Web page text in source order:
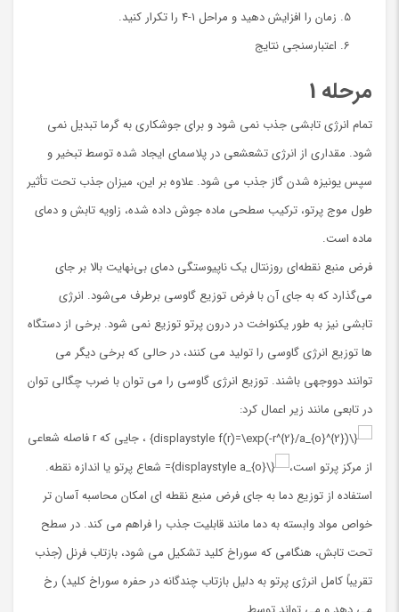
زمان را افزایش دهید و مراحل 1-4 را تکرار کنید.
اعتبارسنجی نتایج
مرحله 1
تمام انرژی تابشی جذب نمی شود و برای جوشکاری به گرما تبدیل نمی
شود. مقداری از انرژی تشعشعی در پلاسمای ایجاد شده توسط تبخیر و
سپس یونیزه شدن گاز جذب می شود. علاوه بر این، میزان جذب تحت تأثیر
طول موج پرتو، ترکیب سطحی ماده جوش داده شده، زاویه تابش و دمای
ماده است.
فرض منبع نقطه‌ای روزنتال یک ناپیوستگی دمای بی‌نهایت بالا بر جای
می‌گذارد که به جای آن با فرض توزیع گاوسی برطرف می‌شود. انرژی
تابشی نیز به طور یکنواخت در درون پرتو توزیع نمی شود. برخی از دستگاه
ها توزیع انرژی گاوسی را تولید می کنند، در حالی که برخی دیگر می
توانند دووجهی باشند. توزیع انرژی گاوسی را می توان با ضرب چگالی توان
در تابعی مانند زیر اعمال کرد:
، جایی که r فاصله شعاعی
از مرکز پرتو است،
= شعاع پرتو یا اندازه نقطه.
استفاده از توزیع دما به جای فرض منبع نقطه ای امکان محاسبه آسان تر
خواص مواد وابسته به دما مانند قابلیت جذب را فراهم می کند. در سطح
تحت تابش، هنگامی که سوراخ کلید تشکیل می شود، بازتاب فرنل (جذب
تقریباً کامل انرژی پرتو به دلیل بازتاب چندگانه در حفره سوراخ کلید) رخ